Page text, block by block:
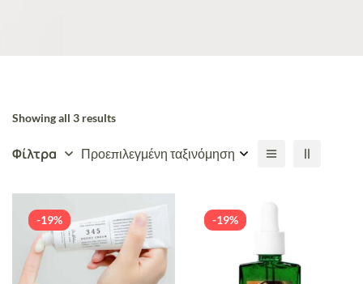
Showing all 3 results
Φίλτρα Προεπιλεγμένη ταξινόμηση
-19% -19%